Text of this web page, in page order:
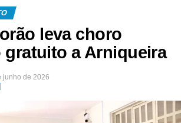
leva choro
gratuito a Arniqueira
junho de 2026